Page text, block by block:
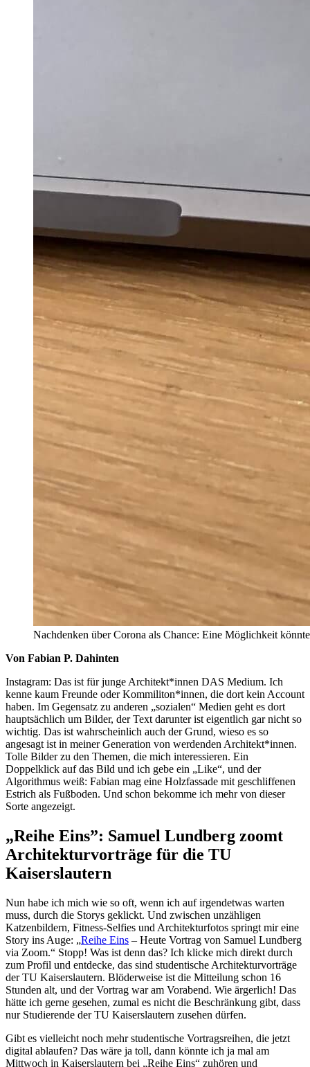
Nachdenken über Corona als Chance: Eine Möglichkeit
Von Fabian P. Dahinten
Instagram: Das ist für junge Architekt*innen DAS Medium. Ich
kenne kaum Freunde oder Kommiliton*innen, die dort kein Account
haben. Im Gegensatz zu anderen „sozialen“ Medien geht es dort
hauptsächlich um Bilder, der Text darunter ist eigentlich gar nicht so
wichtig. Das ist wahrscheinlich auch der Grund, wieso es so
angesagt ist in meiner Generation von werdenden Architekt*innen.
Tolle Bilder zu den Themen, die mich interessieren. Ein
Doppelklick auf das Bild und ich gebe ein „Like“, und der
Algorithmus weiß: Fabian mag eine Holzfassade mit geschliffenen
Estrich als Fußboden. Und schon bekomme ich mehr von dieser
Sorte angezeigt.
„Reihe Eins”: Samuel Lundberg zoomt
Architekturvorträge für die TU
Kaiserslautern
Nun habe ich mich wie so oft, wenn ich auf irgendetwas warten
muss, durch die Storys geklickt. Und zwischen unzähligen
Katzenbildern, Fitness-Selfies und Architekturfotos springt mir eine
Story ins Auge: „Reihe Eins – Heute Vortrag von Samuel Lundberg
via Zoom.“ Stopp! Was ist denn das? Ich klicke mich direkt durch
zum Profil und entdecke, das sind studentische Architekturvorträge
der TU Kaiserslautern. Blöderweise ist die Mitteilung schon 16
Stunden alt, und der Vortrag war am Vorabend. Wie ärgerlich! Das
hätte ich gerne gesehen, zumal es nicht die Beschränkung gibt, dass
nur Studierende der TU Kaiserslautern zusehen dürfen.
Gibt es vielleicht noch mehr studentische Vortragsreihen, die jetzt
digital ablaufen? Das wäre ja toll, dann könnte ich ja mal am
Mittwoch in Kaiserslautern bei „Reihe Eins“ zuhören und